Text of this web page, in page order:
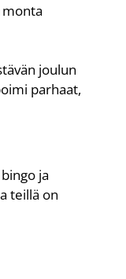
monta
joulun
parhaat,
ja
teillä on